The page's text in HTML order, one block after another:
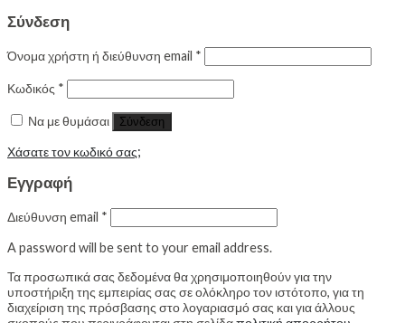
Σύνδεση
Όνομα χρήστη ή διεύθυνση email *
Κωδικός *
Να με θυμάσαι Σύνδεση
Χάσατε τον κωδικό σας;
Εγγραφή
Διεύθυνση email *
A password will be sent to your email address.
Τα προσωπικά σας δεδομένα θα χρησιμοποιηθούν για την
υποστήριξη της εμπειρίας σας σε ολόκληρο τον ιστότοπο, για τη
διαχείριση της πρόσβασης στο λογαριασμό σας και για άλλους